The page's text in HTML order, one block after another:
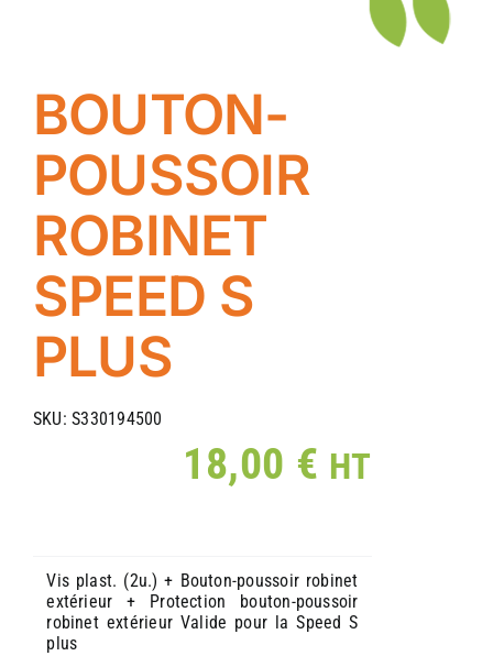
BOUTON-
POUSSOIR
ROBINET
SPEED S
PLUS
SKU:S330194500
18,00 € HT
Vis plast. (2u.) + Bouton-poussoir robinet
extérieur + Protection bouton-poussoir
robinet extérieur Valide pour la Speed S
plus